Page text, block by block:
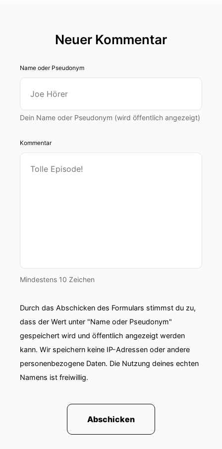
Neuer Kommentar
Name oder Pseudonym
Dein Name oder Pseudonym (wird öffentlich angezeigt)
Kommentar
Mindestens 10 Zeichen
Durch das Abschicken des Formulars stimmst du zu,
dass der Wert unter "Name oder Pseudonym"
gespeichert wird und öffentlich angezeigt werden
kann. Wir speichern keine IP-Adressen oder andere
personenbezogene Daten. Die Nutzung deines echten
Namens ist freiwillig.
Abschicken